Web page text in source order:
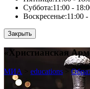
Суббота:11:00 -
Воскресенье:11:00
Закрыть
«Христианская
МИА educations >